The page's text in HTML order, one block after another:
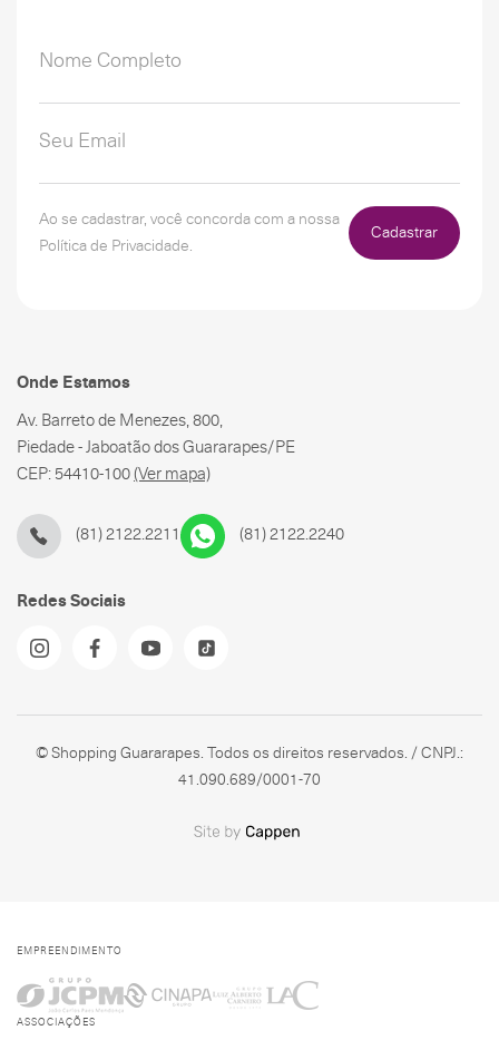
Ao se cadastrar, você concorda com a nossa
Política de Privacidade.
Cadastrar
Onde Estamos
Av. Barreto de Menezes, 800,
Piedade - Jaboatão dos Guararapes/PE
CEP: 54410-100(Ver mapa)
Redes Sociais
(81) 2122.2211 (81) 2122.2240
© Shopping Guararapes. Todos os direitos reservados. / CNPJ.:
41.090.689/0001-70
EMPREENDIMENTO
ASSOCIAÇÕES